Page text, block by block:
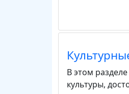
В этом
культуры,